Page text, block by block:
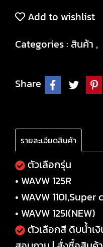
Add to wishlist
Categories : สินค้า ,
Share
รายละเอียดสินค้า
ตัวเลือกรุ่น
• WAVW 125R
• WAVW 110I,Super
• WAVW 125I(NEW)
ตัวเลือกสี ดิบน้ำเ